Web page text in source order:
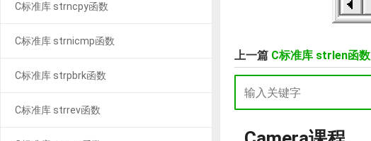
上一篇 C标准库 strlen函数
C标准库 strncpy函数
C标准库 strnicmp函数
C标准库 strpbrk函数
C标准库 strrev函数